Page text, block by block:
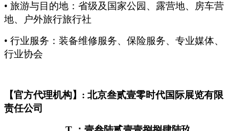
• 旅游与目的地：省级及国家公园、露营地、房车营
地、户外旅行旅行社
• 行业服务：装备维修服务、保险服务、专业媒体、
行业协会
【官方代理机构】: 北京叁贰壹零时代国际展览有限
责任公司